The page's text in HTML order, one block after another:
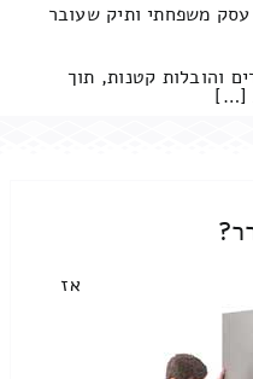
משפחתי ותיק שעובר
והובלות קטנות, תוך
[…]
אז